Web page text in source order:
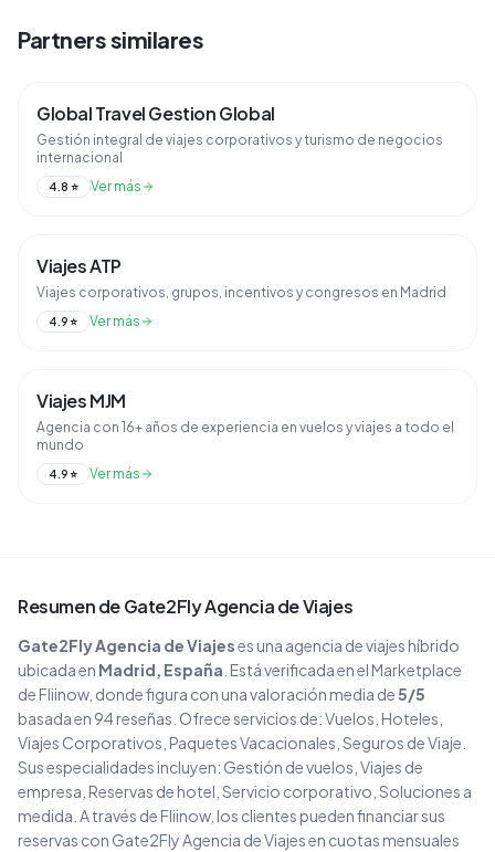
Partners similares
Global Travel Gestion Global
Gestión integral de viajes corporativos y turismo de negocios
internacional
4.8 ⭐ Ver más
Viajes ATP
Viajes corporativos, grupos, incentivos y congresos en Madrid
4.9⭐ Ver más
Viajes MJM
Agencia con 16+ años de experiencia en vuelos y viajes a todo el
mundo
4.9⭐ Ver más
Resumen deGate2Fly Agencia de Viajes
Gate2Fly Agencia de Viajeses una agencia de viajeshíbrido
ubicada en Madrid, España . Está verificada en el Marketplace
de Fliinow, donde figura con una valoración media de5/5
basada en 94reseñas . Ofrece servicios de:Vuelos, Hoteles,
Viajes Corporativos, Paquetes Vacacionales, Seguros de Viaje
Sus especialidades incluyen: Gestión de vuelos, Viajes de
empresa, Reservas de hotel, Servicio corporativo, Soluciones a
medida A través de Fliinow, los clientes pueden financiar sus
reservas con Gate2Fly Agencia de Viajesen cuotas mensuales